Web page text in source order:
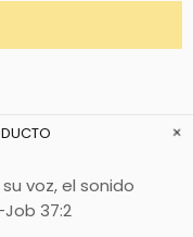
voz, el sonido
37:2